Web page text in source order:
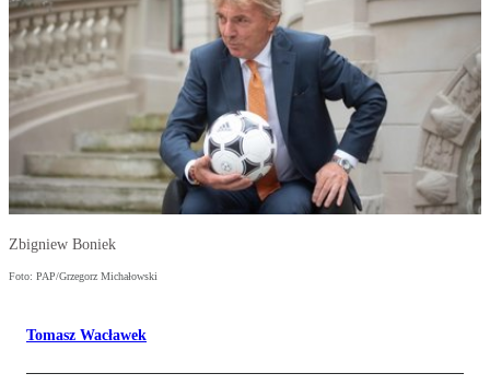
Zbigniew Boniek
Foto: PAP/Grzegorz Michałowski
Tomasz Wacławek